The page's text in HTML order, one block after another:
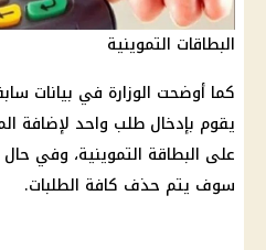
البطاقات التموينية
كما أوضحت الوزارة في بيانات
يقوم بإدخال طلب واحد لإضافة
على البطاقة التموينية، وفي
سوف يتم حذف كافة الطلبات.